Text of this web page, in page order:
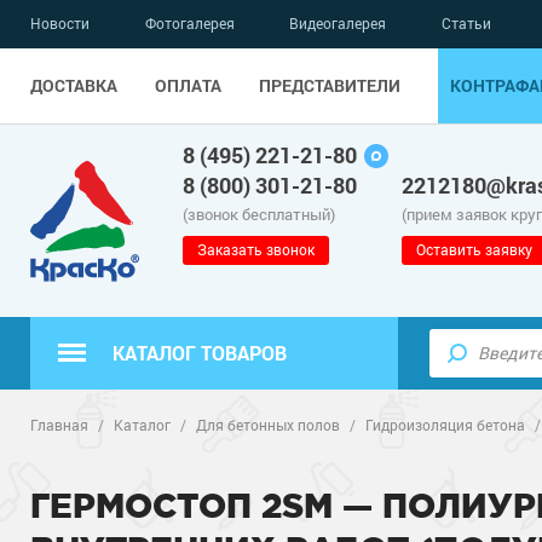
Новости Фотогалерея Видеогалерея Статьи
ДОСТАВКА ОПЛАТА ПРЕДСТАВИТЕЛИ
8 (495) 221-21-80
8 (800) 301-21-80
(звонок бесплатный)
Заказать звонок
(прием заявок
Оставить заявку
КАТАЛОГ ТОВАРОВ
Полимерные наливные полы
Водно-
Эпоксидные
Грунт-эмали
Главная / Каталог / Для бетонных полов / Гидроизоляция бетона /
ГЕРМОСТОП 2SM —